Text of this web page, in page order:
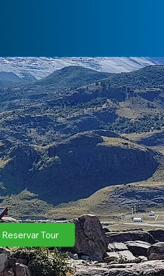
Reservar Tour